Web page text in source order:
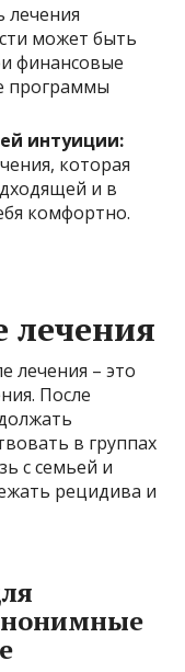
лечения
может быть
финансовые
программы
интуиции:
которая
и в
комфортно.
лечения
лечения – это
После
в группах
с семьей и
рецидива и